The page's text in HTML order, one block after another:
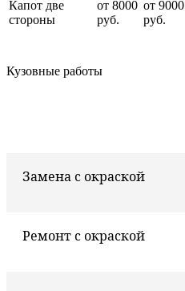
Капот две
стороны
от 8000
руб.
от 9000
руб.
Кузовные работы
Замена с окраской
Ремонт с окраской